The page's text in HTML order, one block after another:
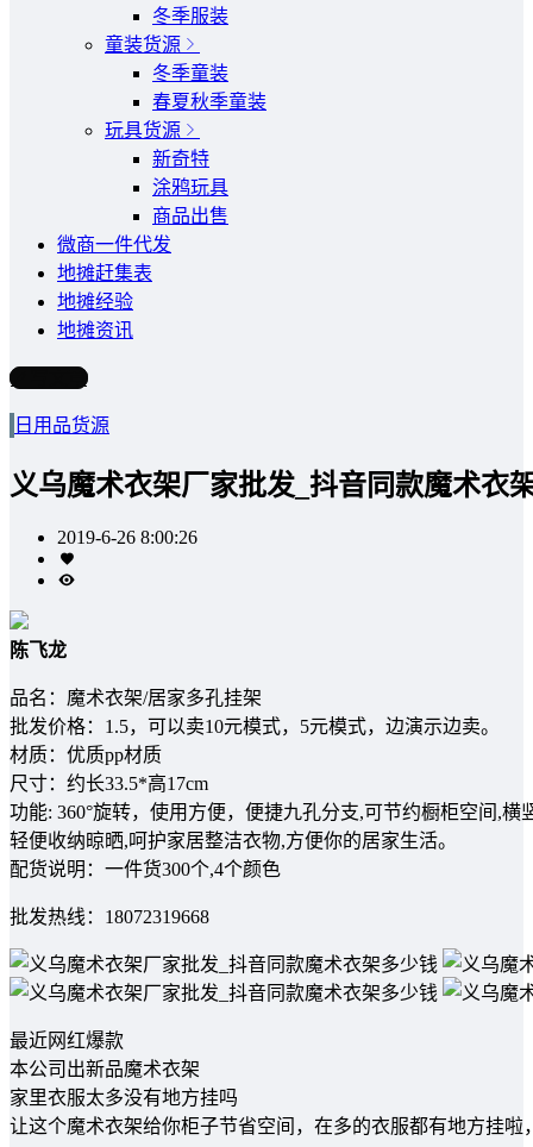
冬季服装
童装货源
冬季童装
春夏秋季童装
玩具货源
新奇特
涂鸦玩具
商品出售
微商一件代发
地摊赶集表
地摊经验
地摊资讯
写文章
日用品货源
义乌魔术衣架厂家批发_抖音同款魔术衣
2019-6-26 8:00:26
陈飞龙
品名：魔术衣架/居家多孔挂架
批发价格：1.5，可以卖10元模式，5元模式，边演示边卖。
材质：优质pp材质
尺寸：约长33.5*高17cm
功能: 360°旋转，使用方便，便捷九孔分支,可节约橱柜空间,横
轻便收纳晾晒,呵护家居整洁衣物,方便你的居家生活。
配货说明：一件货300个,4个颜色
批发热线：18072319668
最近网红爆款
本公司出新品魔术衣架
家里衣服太多没有地方挂吗
让这个魔术衣架给你柜子节省空间，在多的衣服都有地方挂啦